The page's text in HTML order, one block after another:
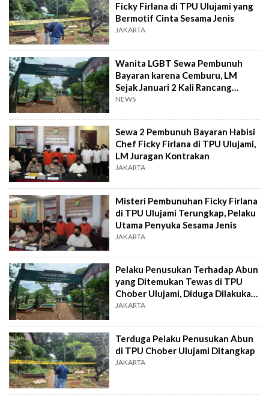
Ficky Firlana di TPU Ulujami yang
Bermotif Cinta Sesama Jenis
JAKARTA
Wanita LGBT Sewa Pembunuh
Bayaran karena Cemburu, LM
Sejak Januari 2 Kali Rancang
Pembunuhan Ficky Tapi Gagal
NEWS
Sewa 2 Pembunuh Bayaran Habisi
Chef Ficky Firlana di TPU Ulujami,
LM Juragan Kontrakan
JAKARTA
Misteri Pembunuhan Ficky Firlana
di TPU Ulujami Terungkap, Pelaku
Utama Penyuka Sesama Jenis
JAKARTA
Pelaku Penusukan Terhadap Abun
yang Ditemukan Tewas di TPU
Chober Ulujami, Diduga Dilakukan
Pembunuh Bayaran
JAKARTA
Terduga Pelaku Penusukan Abun
di TPU Chober Ulujami Ditangkap
JAKARTA